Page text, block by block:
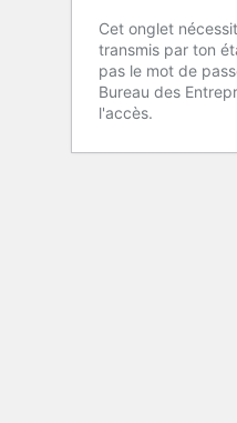
Cet onglet
transmis par ton
pas le mot de
Bureau des
l'accès.